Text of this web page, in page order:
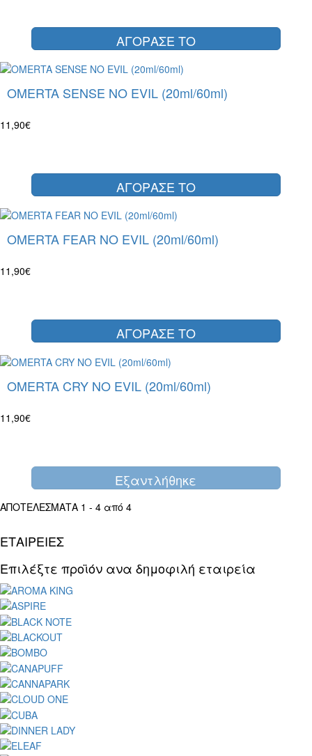
ΑΓΟΡΑΣΕ ΤΟ
OMERTA SENSE NO EVIL (20ml/60ml)
11,90€
ΑΓΟΡΑΣΕ ΤΟ
OMERTA FEAR NO EVIL (20ml/60ml)
11,90€
ΑΓΟΡΑΣΕ ΤΟ
OMERTA CRY NO EVIL (20ml/60ml)
11,90€
Eξαντλήθηκε
ΑΠΟΤΕΛΕΣΜΑΤΑ 1 - 4 από 4
ΕΤΑΙΡΕΙΕΣ
Επιλέξτε προϊόν ανα δημοφιλή εταιρεία